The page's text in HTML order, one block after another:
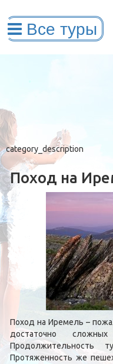
category_description
Поход на
Поход на Иремель –
достаточно
Продолжительность
Протяженность же